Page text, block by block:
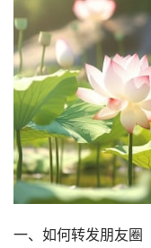
一、如何转发朋友圈